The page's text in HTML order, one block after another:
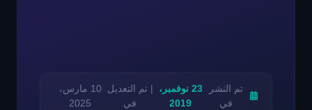
تم النشر
في
23 نوفمبر،
2019
| تم التعديل
في
10 مارس،
2025